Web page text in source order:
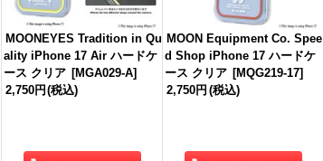
MOONEYES Tradition in Qu
ality iPhone 17 Air ハードケ
ース クリア [MGA029-A]
2,750円 (税込)
MOON Equipment Co. Spee
d Shop iPhone 17 ハードケ
ース クリア [MQG219-17]
2,750円 (税込)